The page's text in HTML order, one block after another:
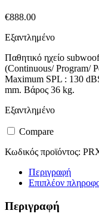
€888.00
Εξαντλημένο
Παθητικό ηχείο
(Continuous/ Program/
Maximum SPL : 130
mm. Βάρος 36 kg.
Εξαντλημένο
Compare
Κωδικός προϊόντος:
Περιγραφή
Επιπλέον
Περιγραφή